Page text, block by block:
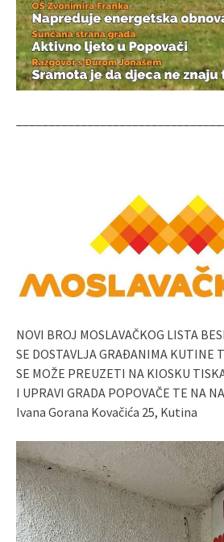
NOVI BROJ MOSLAVAČKOG LISTA
SE DOSTAVLJA GRAĐANIMA KUTINE
SE MOŽE PREUZETI NA KIOSKU
I UPRAVI GRADA POPOVAČE TE NA
Ivana Gorana Kovačića 25, Kutina